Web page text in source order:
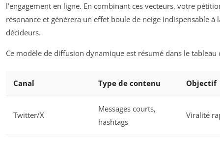
l’engagement en ligne. En combinant ces vecteurs, votre
résonance et générera un effet boule de neige indispensable à
décideurs.
Ce modèle de diffusion dynamique est résumé dans le tableau
Canal Type de contenu Objectif
Twitter/X
Messages courts,
hashtags
Viralité